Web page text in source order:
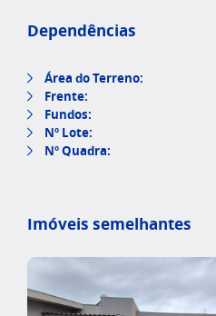
Dependências
Área do Terreno:
Frente:
Fundos:
Nº Lote:
Nº Quadra:
Imóveis semelhantes